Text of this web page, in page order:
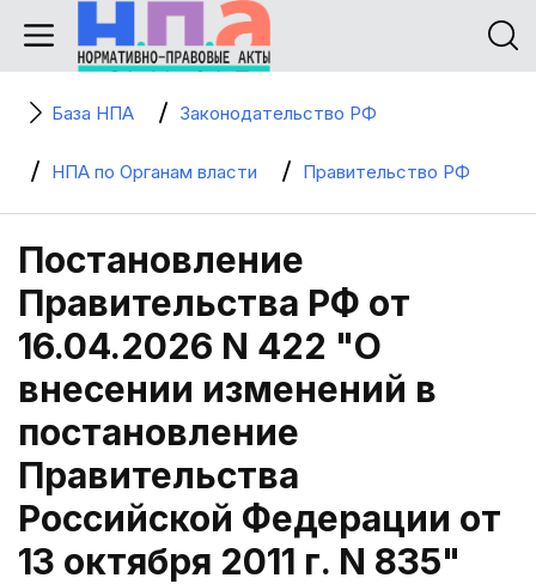
База НПА Законодательство РФ
НПА по Органам власти Правительство РФ
Постановление
Правительства РФ от
16.04.2026 N 422 "О
внесении изменений в
постановление
Правительства
Российской Федерации от
13 октября 2011 г. N 835"